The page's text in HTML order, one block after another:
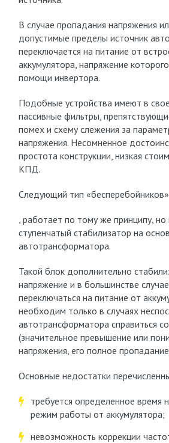
В случае пропадания напряжения
допустимые пределы источник
переключается на питание от
аккумулятора, напряжение
помощи инвертора.
Подобные устройства имеют в
пассивные фильтры,
помех и схему слежения за
напряжения. Несомненное
простота конструкции, низкая
КПД.
Следующий тип
, работает по тому же принципу,
ступенчатый стабилизатор на
автотрансформатора.
Такой блок дополнительно
напряжение и в большинстве
переключаться на питание от
необходим только в случаях
автотрансформатора справиться
(значительное превышение или
напряжения, его полное
Основные недостатки
требуется определенное время
режим работы от аккумулятора;
невозможность коррекции